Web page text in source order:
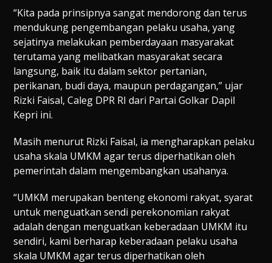
“Kita pada prinsipnya sangat mendorong dan terus
mendukung pengembangan pelaku usaha, yang
sejatinya melakukan pemberdayaan masyarakat
terutama yang melibatkan masyarakat secara
langsung, baik itu dalam sektor pertanian,
perikanan, budi daya, maupun perdagangan,” ujar
Rizki Faisal, Caleg DPR RI dari Partai Golkar Dapil
Kepri ini.
Masih menurut Rizki Faisal, ia mengharapkan pelaku
usaha skala UMKM agar terus diperhatikan oleh
pemerintah dalam mengembangkan usahanya.
“UMKM merupakan benteng ekonomi rakyat, syarat
untuk menguatkan sendi perekonomian rakyat
adalah dengan menguatkan keberadaan UMKM itu
sendiri, kami berharap keberadaan pelaku usaha
skala UMKM agar terus diperhatikan oleh